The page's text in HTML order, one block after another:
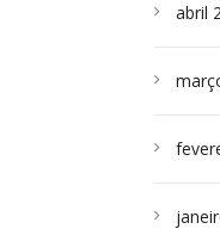
abril